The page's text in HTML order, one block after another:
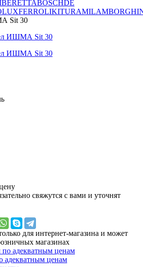
BERETTABOSCHDE
FERROLIKITURAMI
Sit 30
свяжутся с вами и уточнят
для интернет-магазина и может
магазинах
адекватным ценам